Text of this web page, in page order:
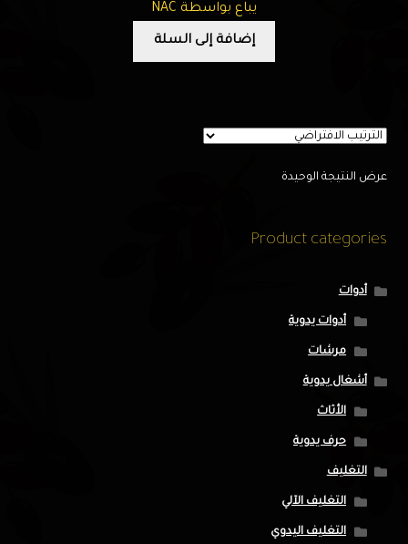
يباع بواسطة NAC
إضافة إلى السلة
عرض النتيجة الوحيدة
Product categories
أدوات
أدوات يدوية
مرشات
أشغال يدوية
الأثاث
حرف يدوية
التغليف
التغليف الآلي
التغليف اليدوي